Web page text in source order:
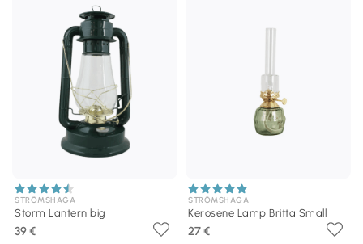
STRÖMSHAGA
Storm Lantern big
39 €
STRÖMSHAGA
Kerosene Lamp Britta Small
27 €